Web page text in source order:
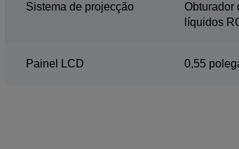
Sistema de projecção
Obturador
líquidos
Painel LCD 0,55